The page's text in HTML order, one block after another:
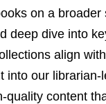
on a broader
deep dive into
align
into our librarian-
quality content